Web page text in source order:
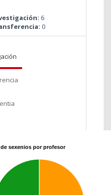
6
0
de sexenios por profesor